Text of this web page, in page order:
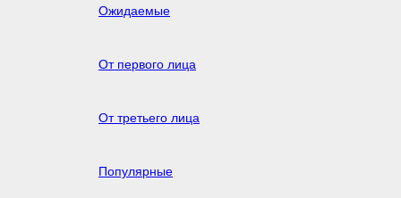
Ожидаемые
От первого лица
От третьего лица
Популярные